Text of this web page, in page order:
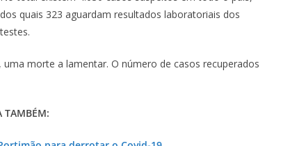
dos quais 323 aguardam resultados laboratoriais dos
testes.
morte a lamentar. O número de casos recuperados
TAMBÉM: